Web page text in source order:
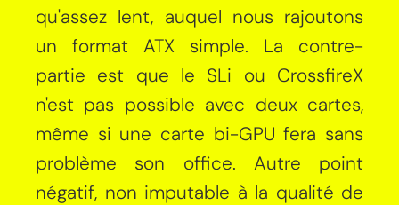
qu'assez lent, auquel nous rajoutons
un format ATX simple. La contre-
partie est que le SLi ou CrossfireX
n'est pas possible avec deux cartes,
même si une carte bi-GPU fera sans
problème son office. Autre point
négatif, non imputable à la qualité de